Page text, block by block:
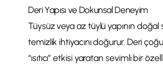
Deri Yapısı ve Dokunsal Deneyim
Tüysüz veya az tüylü yapının
temizlik ihtiyacını doğurur. Deri
“ısıtıcı” etkisi yaratan sevimli bir